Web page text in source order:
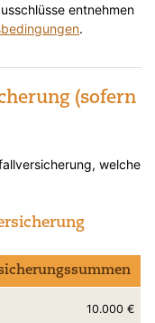
entnehmen
.
(sofern
welche
10.000 €